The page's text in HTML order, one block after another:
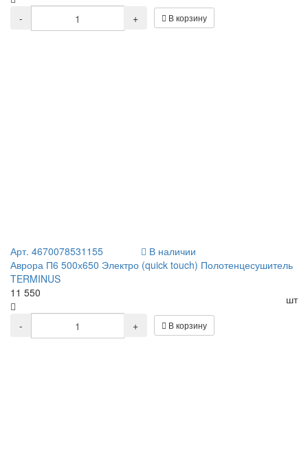
-
+ В корзину
Арт. 4670078531155
В наличии
Аврора П6 500х650 Электро (quick touch) Полотенцесушитель
TERMINUS
11 550
шт
-
+ В корзину